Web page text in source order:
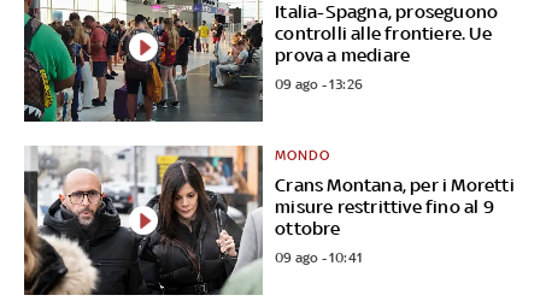
Italia-Spagna, proseguono
controlli alle frontiere. Ue
prova a mediare
09 ago - 13:26
Crans Montana, per i Moretti
misure restrittive fino al 9
ottobre
MONDO
09 ago - 10:41